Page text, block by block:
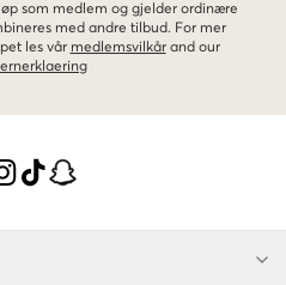
som medlem og gjelder ordinære
med andre tilbud. For mer
les vår medlemsvilkår and our